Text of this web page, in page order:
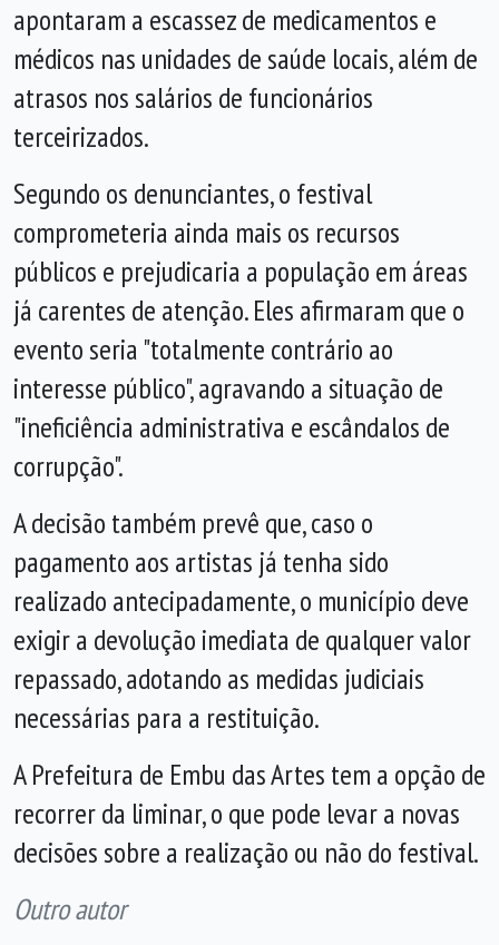
apontaram a escassez de medicamentos e
médicos nas unidades de saúde locais, além de
atrasos nos salários de funcionários
terceirizados.
Segundo os denunciantes, o festival
comprometeria ainda mais os recursos
públicos e prejudicaria a população em áreas
já carentes de atenção. Eles afirmaram que o
evento seria "totalmente contrário ao
interesse público", agravando a situação de
"ineficiência administrativa e escândalos de
corrupção".
A decisão também prevê que, caso o
pagamento aos artistas já tenha sido
realizado antecipadamente, o município deve
exigir a devolução imediata de qualquer valor
repassado, adotando as medidas judiciais
necessárias para a restituição.
A Prefeitura de Embu das Artes tem a opção de
recorrer da liminar, o que pode levar a novas
decisões sobre a realização ou não do festival.
Outro autor